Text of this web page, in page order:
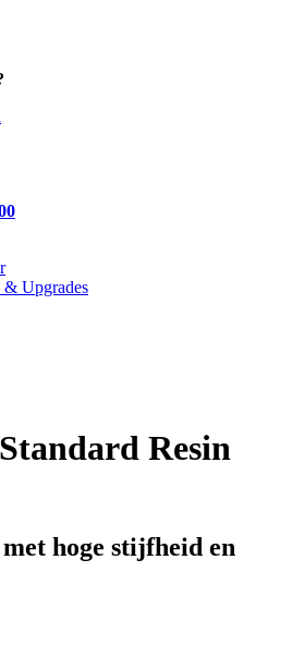
& Upgrades
Resin
hoge stijfheid en